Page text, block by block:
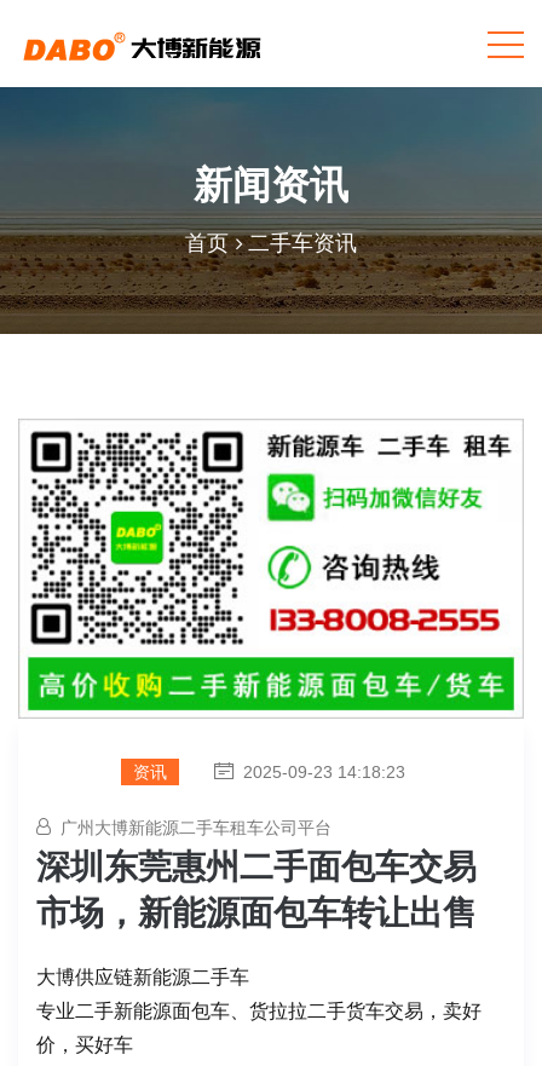
新闻资讯
首页 二手车资讯
资讯 2025-09-23 14:18:23
广州大博新能源二手车租车公司平台
深圳东莞惠州二手面包车交易
市场，新能源面包车转让出售
大博供应链新能源二手车
专业二手新能源面包车、货拉拉二手货车交易，卖好
价，买好车